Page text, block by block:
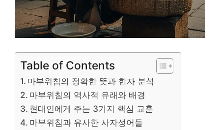
Table of Contents
마부위침의 정확한 뜻과 한자 분석
마부위침의 역사적 유래와 배경
현대인에게 주는 3가지 핵심 교훈
마부위침과 유사한 사자성어들